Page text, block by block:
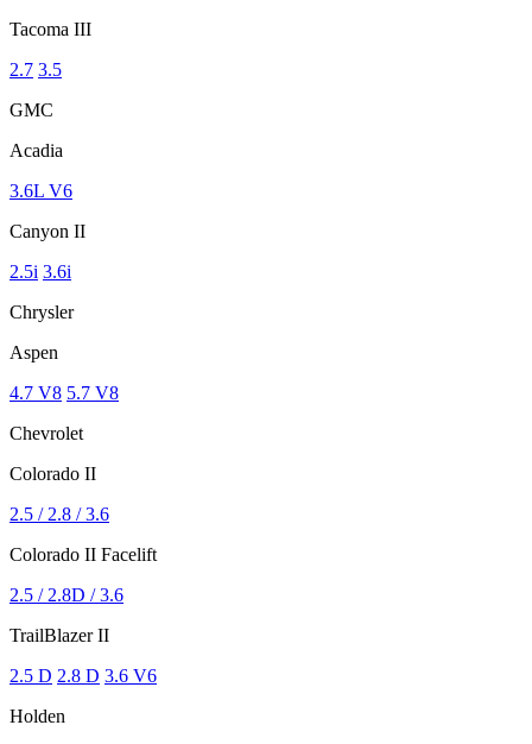
Tacoma III
2.7 3.5
GMC
Acadia
3.6L V6
Canyon II
2.5i 3.6i
Chrysler
Aspen
4.7 V8 5.7 V8
Chevrolet
Colorado II
2.5 / 2.8 / 3.6
Colorado II Facelift
2.5 / 2.8D / 3.6
TrailBlazer II
2.5 D 2.8 D 3.6 V6
Holden